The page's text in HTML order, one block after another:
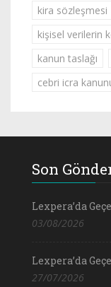
kira sözleşmesi
kişisel verilerin
kanun taslağı
cebri icra
Son
Lexpera’da
03/08/2026
Lexpera’da
27/07/2026